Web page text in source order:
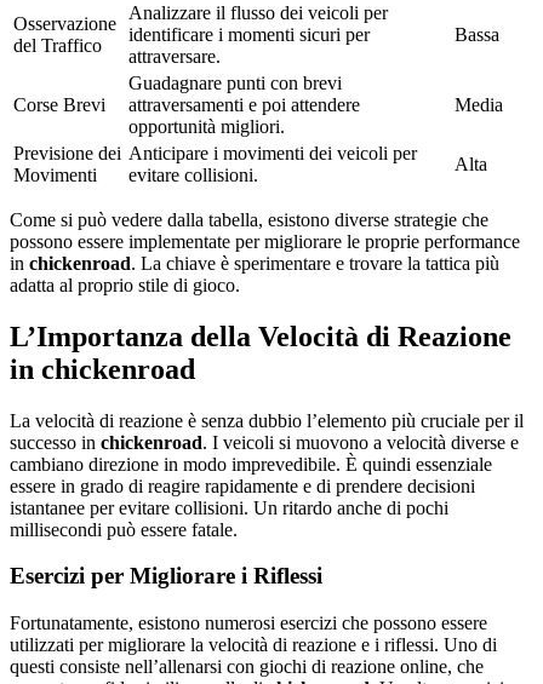
Osservazione
del Traffico
Analizzare il flusso dei veicoli per
identificare i momenti sicuri per
attraversare.
Bassa
Corse Brevi
Guadagnare punti con brevi
attraversamenti e poi attendere
opportunità migliori.
Media
Previsione dei
Movimenti
Anticipare i movimenti dei veicoli per
evitare collisioni.
Alta
Come si può vedere dalla tabella, esistono diverse strategie che
possono essere implementate per migliorare le proprie performance
in chickenroad. La chiave è sperimentare e trovare la tattica più
adatta al proprio stile di gioco.
L’Importanza della Velocità di Reazione
in chickenroad
La velocità di reazione è senza dubbio l’elemento più cruciale per il
successo in chickenroad. I veicoli si muovono a velocità diverse e
cambiano direzione in modo imprevedibile. È quindi essenziale
essere in grado di reagire rapidamente e di prendere decisioni
istantanee per evitare collisioni. Un ritardo anche di pochi
millisecondi può essere fatale.
Esercizi per Migliorare i Riflessi
Fortunatamente, esistono numerosi esercizi che possono essere
utilizzati per migliorare la velocità di reazione e i riflessi. Uno di
questi consiste nell’allenarsi con giochi di reazione online, che